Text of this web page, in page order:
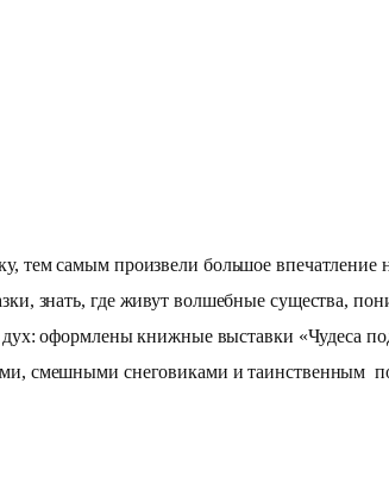
тем самым произвели большое
знать, где живут волшебные существа,
дух: оформлены книжные выставки «Чудеса
смешными снеговиками и таинственным